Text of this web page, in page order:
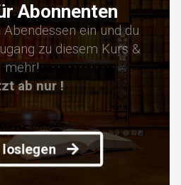
Abonnenten
ein und du
zu diesem Kurs &
mehr!
ab nur !